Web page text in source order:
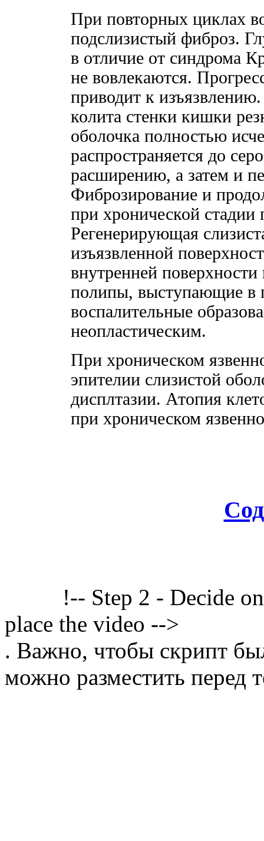
При повторных циклах
подслизистый фиброз.
в отличие от синдрома
не вовлекаются.
приводит к
колита стенки кишки
оболочка полностью
распространяется до
расширению, а затем и
Фиброзирование и
при хронической стадии
Регенерирующая
изъязвленной
внутренней
полипы, выступающие в
воспалительные
неопластическим.
При хроническом
эпителии слизистой
дисплтазии. Атопия
при хроническом
!-- Step 2 - Decide
place the video -->
. Важно, чтобы скрипт
можно разместить перед